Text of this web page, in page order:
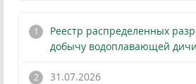
Реестр распределенных
добычу водоплавающей
31.07.2026